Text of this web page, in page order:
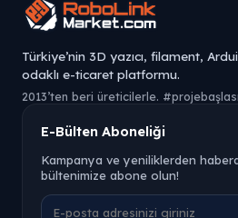
Türkiye’nin 3D yazıcı, filament,
odaklı e-ticaret platformu.
2013’ten beri üreticilerle.
E-Bülten Aboneliği
Kampanya ve yeniliklerden
bültenimize abone olun!